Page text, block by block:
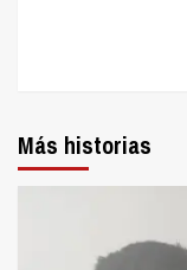
Más historias